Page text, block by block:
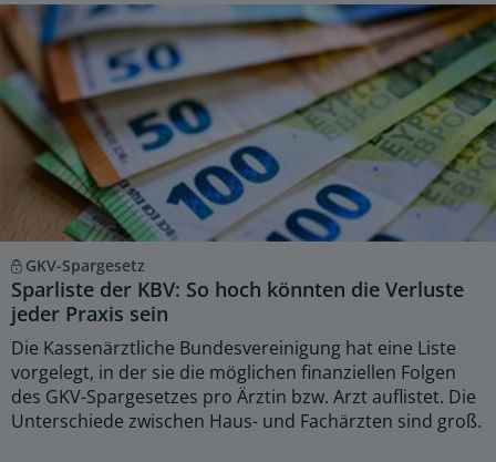
GKV-Spargesetz
Sparliste der KBV: So hoch könnten die Verluste
jeder Praxis sein
Die Kassenärztliche Bundesvereinigung hat eine Liste
vorgelegt, in der sie die möglichen finanziellen Folgen
des GKV-Spargesetzes pro Ärztin bzw. Arzt auflistet. Die
Unterschiede zwischen Haus- und Fachärzten sind groß.